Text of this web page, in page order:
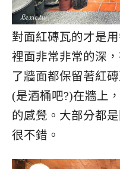
對面紅磚瓦的才是
裡面非常非常的深
了牆面都保留著紅
(是酒桶吧?)在牆上
的感覺。大部分都
很不錯。